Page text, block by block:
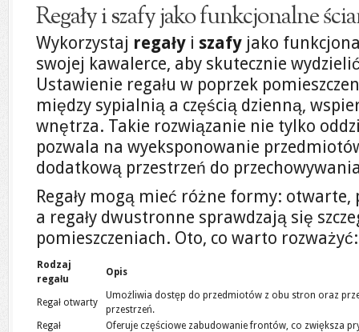
Regały i szafy jako funkcjonalne
Wykorzystaj regały i szafy jako
swojej kawalerce, aby skutecznie
Ustawienie regału w poprzek
między sypialnią a częścią dzienną,
wnętrza. Takie rozwiązanie nie tylko
pozwala na wyeksponowanie
dodatkową przestrzeń do
Regały mogą mieć różne formy: otwarte,
a regały dwustronne sprawdzają się
pomieszczeniach. Oto, co warto rozważyć:
Rodzaj
regału
Opis
Regał otwarty
Umożliwia dostęp do przedmiotów z obu stron oraz
przestrzeń.
Regał
Oferuje częściowe zabudowanie frontów, co zwiększa